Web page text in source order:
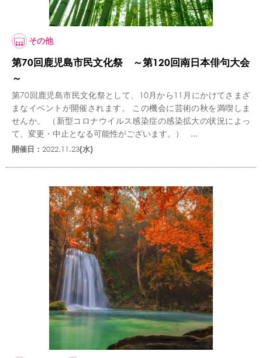
その他
第70回鹿児島市民文化祭 ～第120回南日本俳句大会
～
第70回鹿児島市民文化祭として、10月から11月にかけてさまざ
まなイベントが開催されます。 この機会に芸術の秋を満喫しま
せんか。 （新型コロナウイルス感染症の感染拡大の状況によっ
て、変更・中止となる可能性がございます。） ...
開催日： 2022.11.23(水)